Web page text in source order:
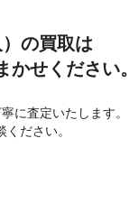
の買取は
せください。
に査定いたします。
ださい。